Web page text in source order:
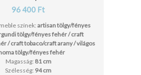
96 400 Ft
színek:artisan tölgy/fényes
tölgy/fényes fehér / craft
/ craft tobaco/craft arany / világos
tölgy/fényes fehér
Magasság: 81 cm
Szélesség: 94 cm